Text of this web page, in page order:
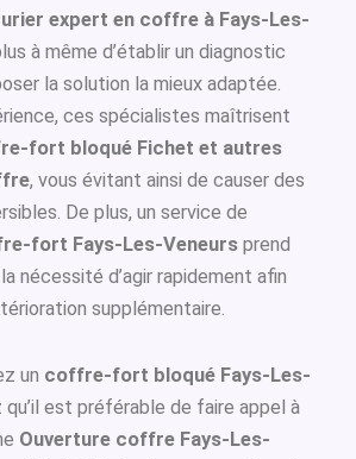
expert en coffre à Fays-Les-
à même d’établir un diagnostic
la solution la mieux adaptée.
ces spécialistes maîtrisent
fort bloqué Fichet et autres
, vous évitant ainsi de causer des
De plus, un service de
fort Fays-Les-Veneurs prend
nécessité d’agir rapidement afin
supplémentaire.
un coffre-fort bloqué Fays-Les-
qu’il est préférable de faire appel à
Ouverture coffre Fays-Les-